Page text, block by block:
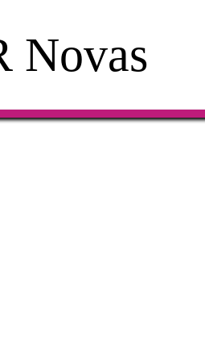
Novas